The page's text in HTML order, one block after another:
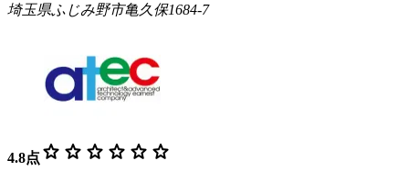
埼玉県ふじみ野市亀久保1684-7
4.8点 star star star star star star